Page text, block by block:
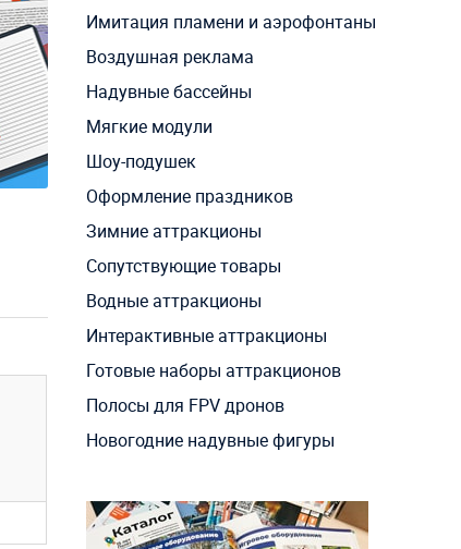
Имитация пламени и аэрофонтаны
Воздушная реклама
Надувные бассейны
Мягкие модули
Шоу-подушек
Оформление праздников
Зимние аттракционы
Сопутствующие товары
Водные аттракционы
Интерактивные аттракционы
Готовые наборы аттракционов
Полосы для FPV дронов
Новогодние надувные фигуры